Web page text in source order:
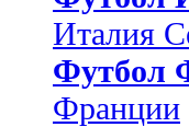
Италия
Футбол
Франции